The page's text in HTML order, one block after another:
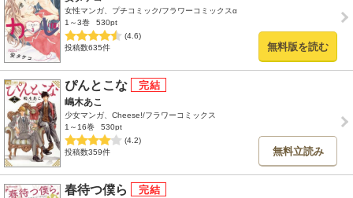
女性マンガ、プチコミック/フラワーコミックスα
1～3巻
530pt
(4.6)
投稿数635件
無料版を読む
ぴんとこな
嶋木あこ
少女マンガ、Cheese!/フラワーコミックス
1～16巻
530pt
(4.2)
投稿数359件
無料立読み
春待つ僕ら